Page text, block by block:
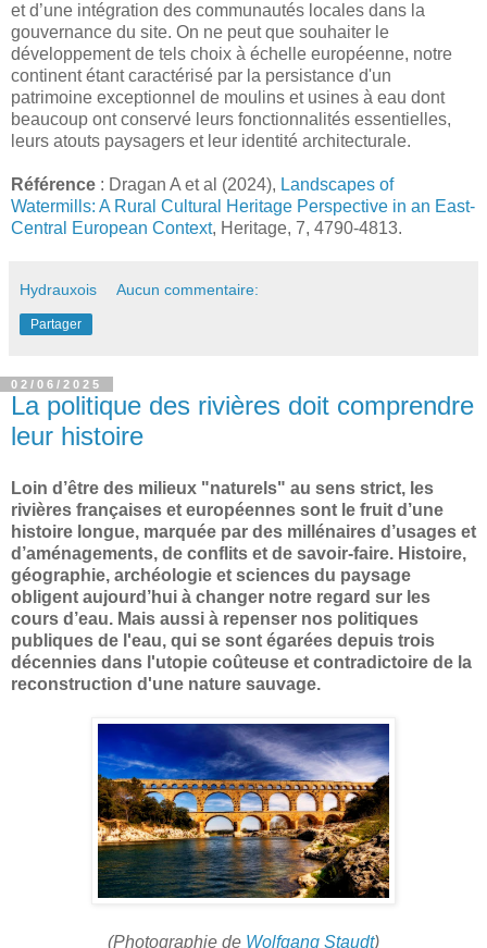
et d’une intégration des communautés locales dans la
gouvernance du site. On ne peut que souhaiter le
développement de tels choix à échelle européenne, notre
continent étant caractérisé par la persistance d'un
patrimoine exceptionnel de moulins et usines à eau dont
beaucoup ont conservé leurs fonctionnalités essentielles,
leurs atouts paysagers et leur identité architecturale.
Référence : Dragan A et al (2024), Landscapes of
Watermills: A Rural Cultural Heritage Perspective in an East-
Central European Context, Heritage, 7, 4790-4813.
Hydrauxois Aucun commentaire:
Partager
02/06/2025
La politique des rivières doit comprendre
leur histoire
Loin d’être des milieux "naturels" au sens strict, les
rivières françaises et européennes sont le fruit d’une
histoire longue, marquée par des millénaires d’usages et
d’aménagements, de conflits et de savoir-faire. Histoire,
géographie, archéologie et sciences du paysage
obligent aujourd’hui à changer notre regard sur les
cours d’eau. Mais aussi à repenser nos politiques
publiques de l'eau, qui se sont égarées depuis trois
décennies dans l'utopie coûteuse et contradictoire de la
reconstruction d'une nature sauvage.
(Photographie de Wolfgang Staudt)